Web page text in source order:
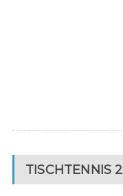
TISCHTENNIS